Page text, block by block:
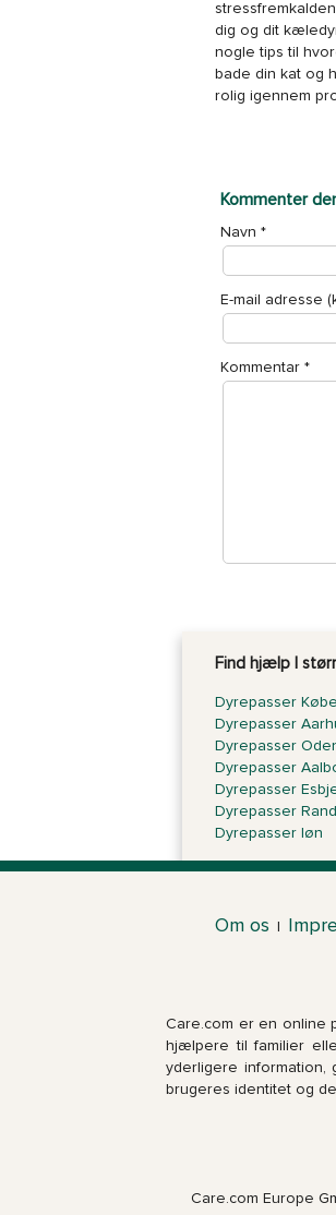
dig og dit
nogle tips til
bade din kat og
rolig igennem
Kommenter
Navn *
E-mail adresse
Kommentar *
Find hjælp I
Dyrepasser
Dyrepasser
Dyrepasser
Dyrepasser
Dyrepasser
Dyrepasser
Dyrepasser løn
Om os
Care.com er en online
hjælpere til familier
yderligere
brugeres identitet og
Care.com Europe